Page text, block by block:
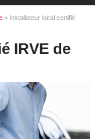
> Installateur local certifié
IRVE de